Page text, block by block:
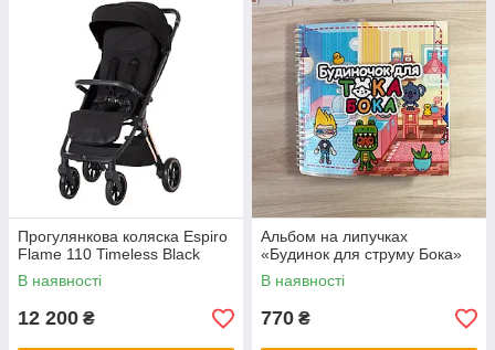
Прогулянкова коляска Espiro
Flame 110 Timeless Black
В наявності
12 200 ₴
Альбом на липучках
«Будинок для струму Бока»
В наявності
770 ₴